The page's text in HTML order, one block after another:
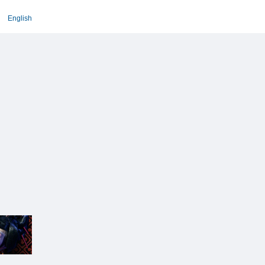
English